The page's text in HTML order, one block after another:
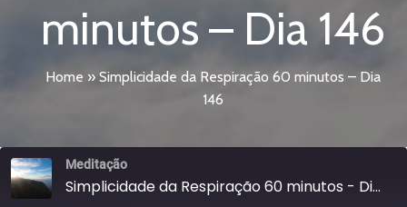
minutos – Dia 146
Home » Simplicidade da Respiração 60 minutos – Dia
146
Meditação
Simplicidade da Respiração 60 minutos - Dia 146